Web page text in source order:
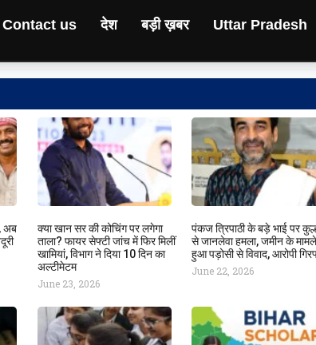
Contact us देश बड़ी ख़बर Uttar Pradesh
अब
क्या खान सर की कोचिंग पर लगेगा
ताला? फायर सेफ्टी जांच में फिर मिलीं
खामियां, विभाग ने दिया 10 दिन का
अल्टीमेटम
June 23, 2026
पंकज त्रिपाठी के बड़े भाई पर
से जानलेवा हमला, जमीन के
हुआ पड़ोसी से विवाद, आरोपी
June 22, 2026